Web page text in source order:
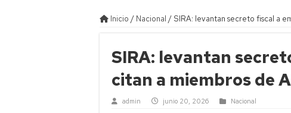
Inicio / Nacional / SIRA: levantan secreto fiscal a
SIRA: levantan
citan a miembros de
admin junio 20, 2026 Nacional